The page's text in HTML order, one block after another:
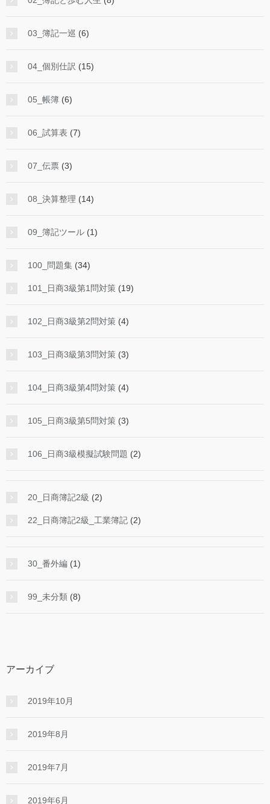
03_簿記一巡 (6)
04_個別仕訳 (15)
05_帳簿 (6)
06_試算表 (7)
07_伝票 (3)
08_決算整理 (14)
09_簿記ツール (1)
100_問題集 (34)
101_日商3級第1問対策 (19)
102_日商3級第2問対策 (4)
103_日商3級第3問対策 (3)
104_日商3級第4問対策 (4)
105_日商3級第5問対策 (3)
106_日商3級模擬試験問題 (2)
20_日商簿記2級 (2)
22_日商簿記2級_工業簿記 (2)
30_番外編 (1)
99_未分類 (8)
アーカイブ
2019年10月
2019年8月
2019年7月
2019年6月